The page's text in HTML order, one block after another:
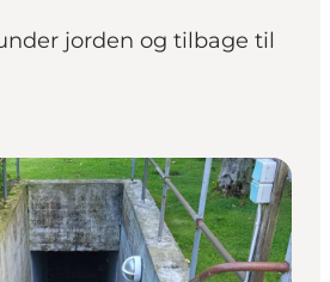
jorden og tilbage til